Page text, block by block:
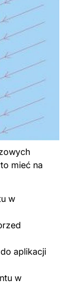
mieć na
w
aplikacji
w